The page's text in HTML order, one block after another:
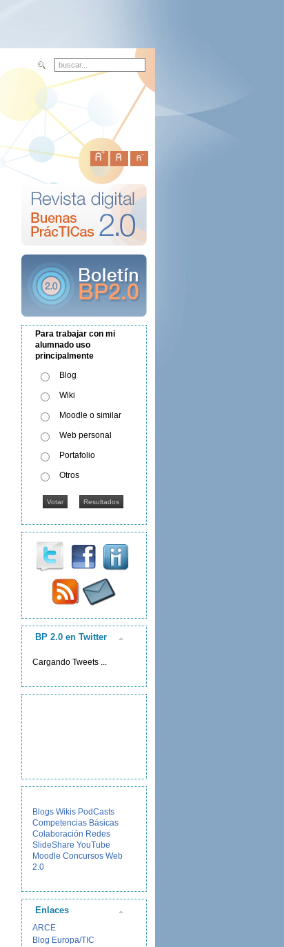
Para trabajar con mi
alumnado uso
principalmente
Blog
Wiki
Moodle o similar
Web personal
Portafolio
Otros
BP 2.0 en Twitter
Cargando Tweets ...
Blogs Wikis PodCasts
Competencias Básicas
Colaboración Redes
SlideShare YouTube
Moodle Concursos Web
2.0
Enlaces
ARCE
Blog Europa/TIC